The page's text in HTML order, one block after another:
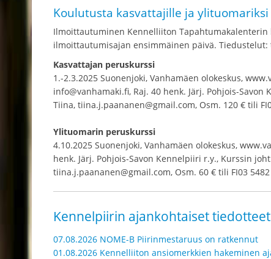
Koulutusta kasvattajille ja
Ilmoittautuminen Kennelliiton Tapahtumakalenterin
ilmoittautumisajan ensimmäinen päivä. Tiedustelut:
Kasvattajan peruskurssi
1.-2.3.2025 Suonenjoki, Vanhamäen olokeskus,
info@vanhamaki.fi, Raj. 40 henk. Järj. Pohjois-
Tiina, tiina.j.paananen@gmail.com, Osm. 120 € tili
Ylituomarin peruskurssi
4.10.2025 Suonenjoki, Vanhamäen olokeskus,
henk. Järj. Pohjois-Savon Kennelpiiri r.y., Kurssin
tiina.j.paananen@gmail.com, Osm. 60 € tili FI03
Kennelpiirin ajankohtaiset tiedotteet
07.08.2026 NOME-B Piirinmestaruus on ratkennut
01.08.2026 Kennelliiton ansiomerkkien hakeminen